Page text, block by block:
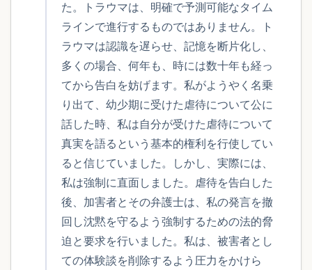
た。トラウマは、明確で予測可能なタイム
ラインで進行するものではありません。ト
ラウマは認識を遅らせ、記憶を断片化し、
多くの場合、何年も、時には数十年も経っ
てから告白を妨げます。私がようやく名乗
り出て、幼少期に受けた虐待について公に
話した時、私は自分が受けた虐待について
真実を語るという基本的権利を行使してい
ると信じていました。しかし、実際には、
私は強制に直面しました。虐待を告白した
後、加害者とその弁護士は、私の発言を撤
回し沈黙を守るよう強制するための法的脅
迫と要求を行いました。私は、被害者とし
ての体験談を削除するよう圧力をかけら